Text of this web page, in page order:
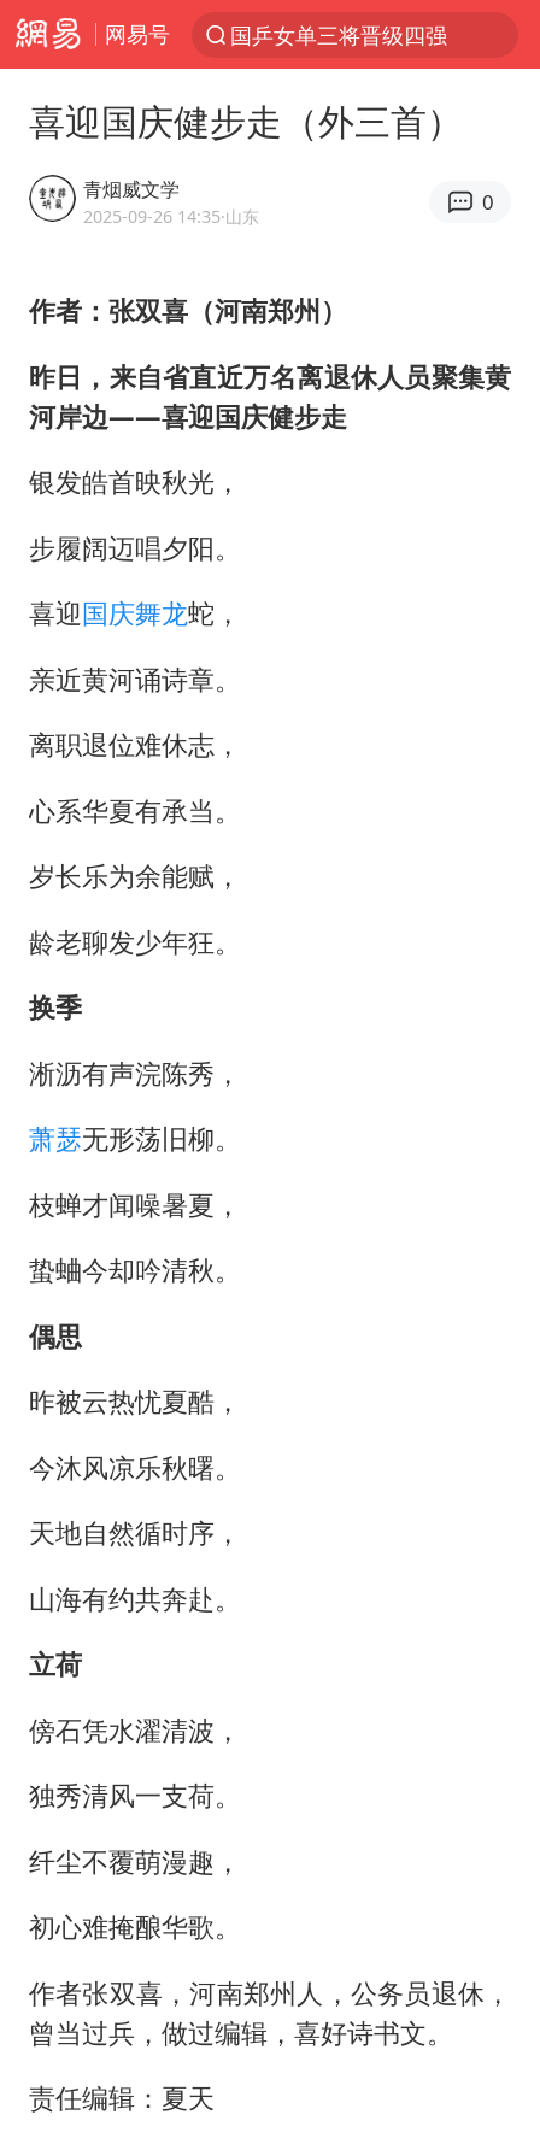
网易号
国乒女单三将晋级四强
上四休三，但降薪1000元，你接受吗？
情侣平潭拍日出坠崖1死1伤
全民健身事业高质量发展
酒店回应车内过夜被收150元
喜迎国庆健步走（外三首）
青烟威文学
2025-09-26 14:35·山东
0
作者：张双喜（河南郑州）
昨日，来自省直近万名离退休人员聚集黄
河岸边——喜迎国庆健步走
银发皓首映秋光，
步履阔迈唱夕阳。
喜迎国庆舞龙蛇，
亲近黄河诵诗章。
离职退位难休志，
心系华夏有承当。
岁长乐为余能赋，
龄老聊发少年狂。
换季
淅沥有声浣陈秀，
萧瑟无形荡旧柳。
枝蝉才闻噪暑夏，
蛰蛐今却吟清秋。
偶思
昨被云热忧夏酷，
今沐风凉乐秋曙。
天地自然循时序，
山海有约共奔赴。
立荷
傍石凭水濯清波，
独秀清风一支荷。
纤尘不覆萌漫趣，
初心难掩酿华歌。
作者张双喜，河南郑州人，公务员退休，
曾当过兵，做过编辑，喜好诗书文。
责任编辑：夏天